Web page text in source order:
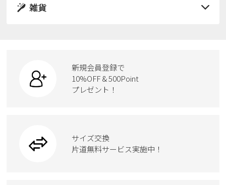
スニーカー
カジュアルシューズ
ワークシューズ
ウェア
ローファー
ブーツ
サンダル
スクール
ボディバッグ
ハンドバッグ
トートバッグ
雑貨
ケア用品
新規会員登録で
10%OFF & 500Point
プレゼント！
サイズ交換
片道無料サービス実施中！